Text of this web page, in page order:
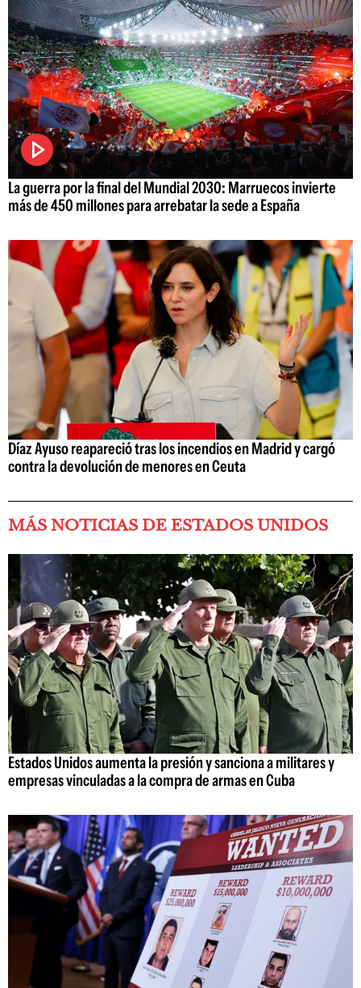
La guerra por la final del Mundial 2030: Marruecos invierte
más de 450 millones para arrebatar la sede a España
Díaz Ayuso reapareció tras los incendios en Madrid y cargó
contra la devolución de menores en Ceuta
MÁS NOTICIAS DE ESTADOS UNIDOS
Estados Unidos aumenta la presión y sanciona a militares y
empresas vinculadas a la compra de armas en Cuba